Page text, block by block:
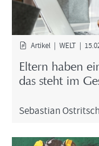
Ar­ti­kel | WELT |
El­tern haben
das steht im
Se­bas­ti­an Ost­rit­sch